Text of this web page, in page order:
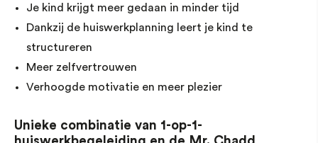
Je kind krijgt meer gedaan in minder tijd
Dankzij de huiswerkplanning leert je kind te
structureren
Meer zelfvertrouwen
Verhoogde motivatie en meer plezier
Unieke combinatie van 1-op-1-